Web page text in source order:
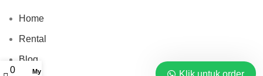
Home
Rental
Blog
Klik untuk order
0 My account